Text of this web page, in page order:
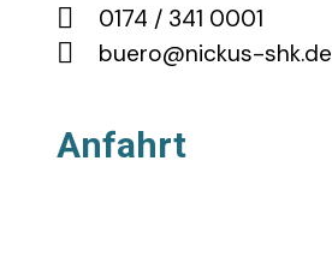
0174 / 341 0001
buero@nickus-shk.de
Anfahrt